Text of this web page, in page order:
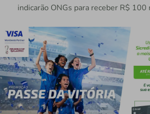
indicarão ONGs para receber R$ 100